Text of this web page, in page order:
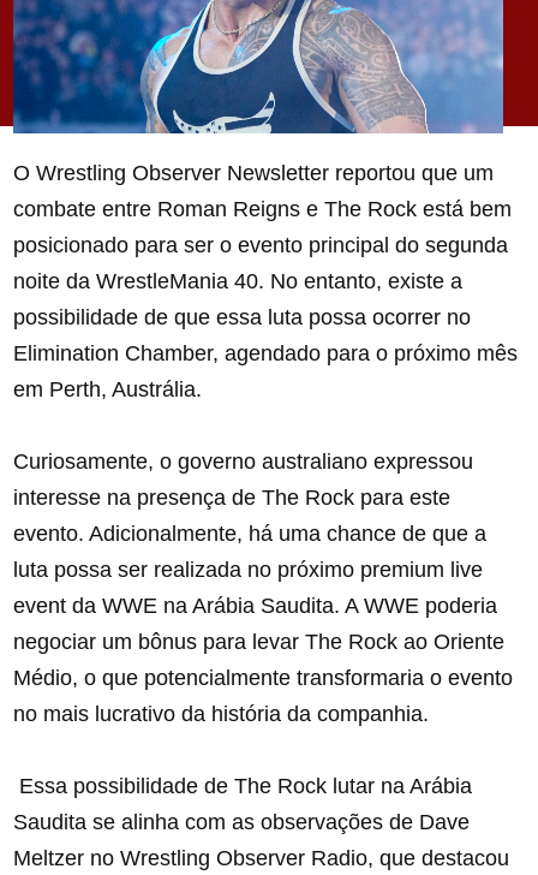
O Wrestling Observer Newsletter reportou que um
combate entre Roman Reigns e The Rock está bem
posicionado para ser o evento principal do segunda
noite da WrestleMania 40. No entanto, existe a
possibilidade de que essa luta possa ocorrer no
Elimination Chamber, agendado para o próximo mês
em Perth, Austrália.
Curiosamente, o governo australiano expressou
interesse na presença de The Rock para este
evento. Adicionalmente, há uma chance de que a
luta possa ser realizada no próximo premium live
event da WWE na Arábia Saudita. A WWE poderia
negociar um bônus para levar The Rock ao Oriente
Médio, o que potencialmente transformaria o evento
no mais lucrativo da história da companhia.
Essa possibilidade de The Rock lutar na Arábia
Saudita se alinha com as observações de Dave
Meltzer no Wrestling Observer Radio, que destacou